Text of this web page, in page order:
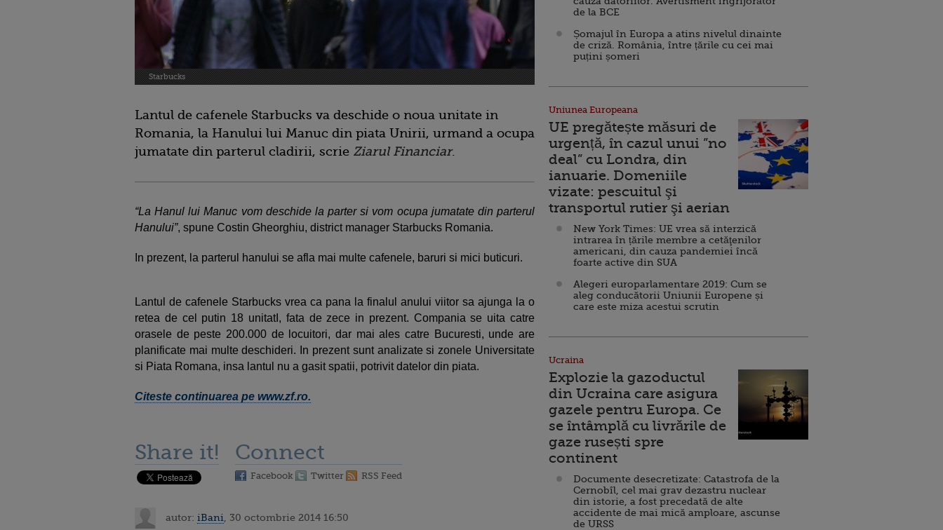
Starbucks
Lantul de cafenele Starbucks va deschide o noua unitate in
Romania, la Hanului lui Manuc din piata Unirii, urmand a ocupa
jumatate din parterul cladirii, scrie Ziarul Financiar.
“La Hanul lui Manuc vom deschide la parter si vom ocupa jumatate din parterul
Hanului”, spune Costin Gheorghiu, district manager Starbucks Romania.
In prezent, la parterul hanului se afla mai multe cafenele, baruri si mici buticuri.
Lantul de cafenele Starbucks vrea ca pana la finalul anului viitor sa ajunga la o
retea de cel putin 18 unitatI, fata de zece in prezent. Compania se uita catre
orasele de peste 200.000 de locuitori, dar mai ales catre Bucuresti, unde are
planificate mai multe deschideri. In prezent sunt analizate si zonele Universitate
si Piata Romana, insa lantul nu a gasit spatii, potrivit datelor din piata.
Citeste continuarea pe www.zf.ro.
Share it! Connect
Facebook Twitter RSS Feed
autor: iBani , 30 octombrie 2014 16:50
de la BCE
Șomajul în Europa a atins nivelul dinainte
de criză. România, între țările cu cei mai
puțini șomeri
Uniunea Europeana
UE pregătește măsuri de
urgență, în cazul unui ”no
deal” cu Londra, din
ianuarie. Domeniile
vizate: pescuitul şi
transportul rutier şi aerian
New York Times: UE vrea să interzică
intrarea în țările membre a cetăţenilor
americani, din cauza pandemiei încă
foarte active din SUA
Alegeri europarlamentare 2019: Cum se
aleg conducătorii Uniunii Europene și
care este miza acestui scrutin
Ucraina
Explozie la gazoductul
din Ucraina care asigura
gazele pentru Europa. Ce
se întâmplă cu livrările de
gaze rusești spre
continent
Documente desecretizate: Catastrofa de la
Cernobîl, cel mai grav dezastru nuclear
din istorie, a fost precedată de alte
accidente de mai mică amploare, ascunse
de URSS